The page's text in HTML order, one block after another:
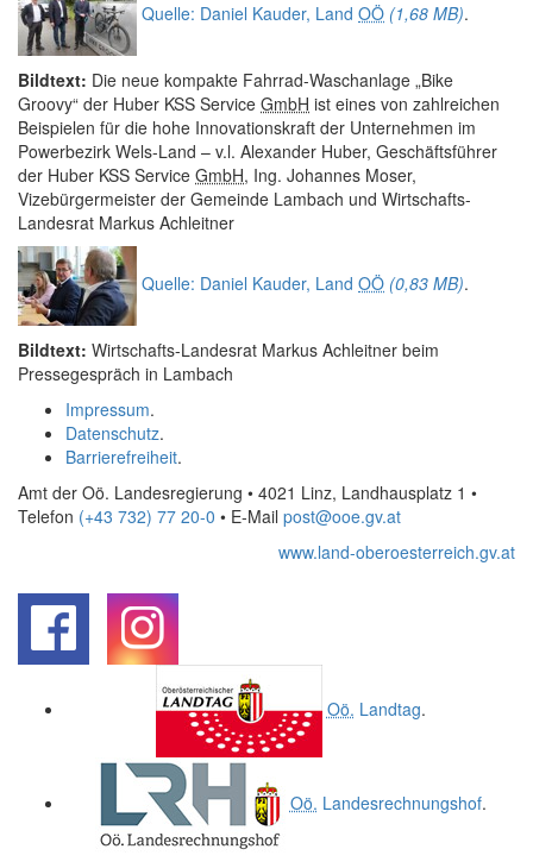
Quelle: Daniel Kauder, Land OÖ (1,68 MB).
Bildtext: Die neue kompakte Fahrrad-Waschanlage „Bike
Groovy“ der Huber KSS Service GmbH ist eines von zahlreichen
Beispielen für die hohe Innovationskraft der Unternehmen im
Powerbezirk Wels-Land – v.l. Alexander Huber, Geschäftsführer
der Huber KSS Service GmbH, Ing. Johannes Moser,
Vizebürgermeister der Gemeinde Lambach und Wirtschafts-
Landesrat Markus Achleitner
Quelle: Daniel Kauder, Land OÖ (0,83 MB).
Bildtext: Wirtschafts-Landesrat Markus Achleitner beim
Pressegespräch in Lambach
Impressum.
Datenschutz.
Barrierefreiheit.
Amt der Oö. Landesregierung • 4021 Linz, Landhausplatz 1 •
Telefon (+43 732) 77 20-0 • E-Mail post@ooe.gv.at
www.land-oberoesterreich.gv.at
Oö. Landtag.
Oö. Landesrechnungshof.